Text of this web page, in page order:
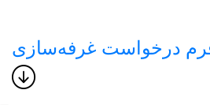
درخواست غرفه‌سازی